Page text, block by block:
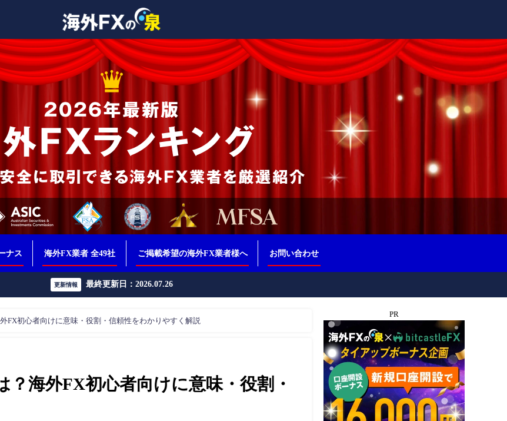
ナス 海外FX業者 全49社 ご掲載希望の海外FX業者様へ お問い合わせ
更新情報 最終更新日：2026.07.26
FX初心者向けに意味・役割・信頼性をわかりやすく解説
海外FX初心者向けに意味・役割・
PR